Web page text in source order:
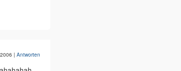
| Antworten